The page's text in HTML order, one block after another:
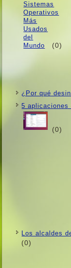
(0)
¿Por qué
5 aplicaciones
(0)
Los alcaldes
(0)